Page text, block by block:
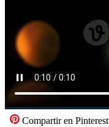
Compartir en Pinterest